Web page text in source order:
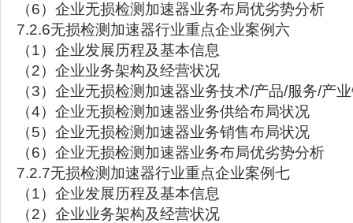
（6）企业无损检测加速器业务布局优劣势分析
7.2.6无损检测加速器行业重点企业案例六
（1）企业发展历程及基本信息
（2）企业业务架构及经营状况
（3）企业无损检测加速器业务技术/产品/服务/产
（4）企业无损检测加速器业务供给布局状况
（5）企业无损检测加速器业务销售布局状况
（6）企业无损检测加速器业务布局优劣势分析
7.2.7无损检测加速器行业重点企业案例七
（1）企业发展历程及基本信息
（2）企业业务架构及经营状况